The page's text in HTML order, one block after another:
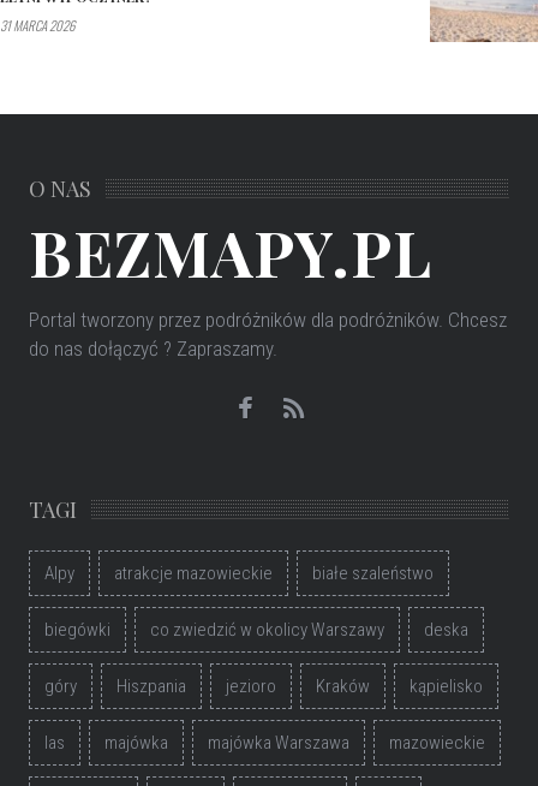
31 MARCA 2026
O NAS
BEZMAPY.PL
Portal tworzony przez podróżników dla podróżników. Chcesz
do nas dołączyć ? Zapraszamy.
TAGI
Alpy atrakcje mazowieckie białe szaleństwo
biegówki co zwiedzić w okolicy Warszawy deska
góry Hiszpania jezioro Kraków kąpielisko
las majówka majówka Warszawa mazowieckie